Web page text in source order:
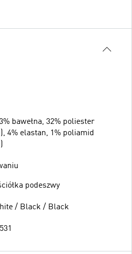
bawełna, 32% poliester
4% elastan, 1% poliamid
podeszwy
/ Black / Black